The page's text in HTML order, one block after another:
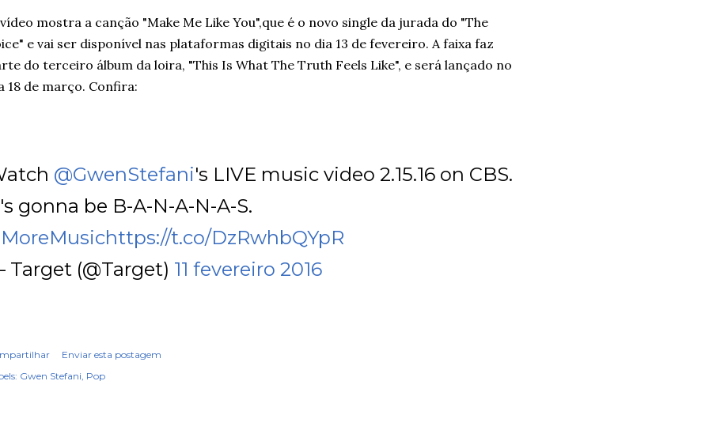
mostra a canção "Make Me Like You",que é o novo single da jurada do "The
e vai ser disponível nas plataformas digitais no dia 13 de fevereiro. A faixa faz
do terceiro álbum da loira, "This Is What The Truth Feels Like", e será lançado no
18 de março. Confira:
@GwenStefani's LIVE music video 2.15.16 on CBS.
gonna be B-A-N-A-N-A-S.
https://t.co/DzRwhbQYpR
(@Target) 11 fevereiro 2016
Enviar esta postagem
Gwen Stefani Pop